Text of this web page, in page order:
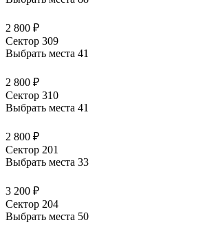
2 800 ₽
Сектор 309
Выбрать места 41
2 800 ₽
Сектор 310
Выбрать места 41
2 800 ₽
Сектор 201
Выбрать места 33
3 200 ₽
Сектор 204
Выбрать места 50